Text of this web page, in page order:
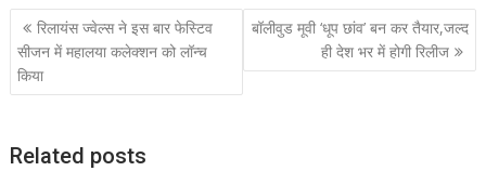
Post
navigation
रिलायंस ज्वेल्स ने इस बार फेस्टिव
सीजन में महालया कलेक्शन को लॉन्च
किया
बॉलीवुड मूवी ‘धूप छांव’ बन कर तैयार,जल्द
ही देश भर में होगी रिलीज
Related posts